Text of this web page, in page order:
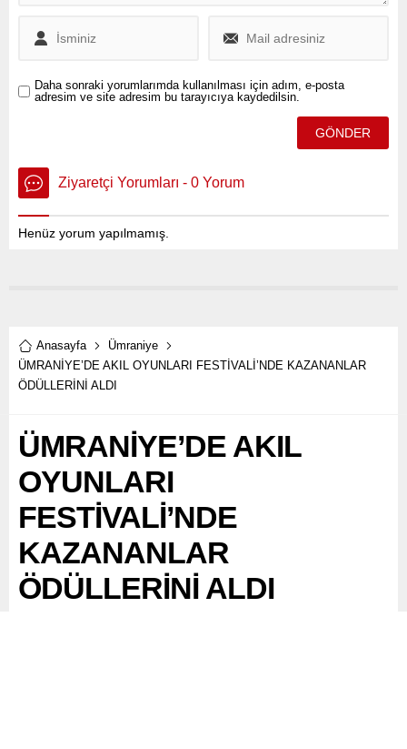
Daha sonraki yorumlarımda kullanılması için adım, e-posta
adresim ve site adresim bu tarayıcıya kaydedilsin.
Ziyaretçi Yorumları - 0 Yorum
Henüz yorum yapılmamış.
Anasayfa
Ümraniye
ÜMRANİYE’DE AKIL OYUNLARI FESTİVALİ’NDE KAZANANLAR
ÖDÜLLERİNİ ALDI
ÜMRANİYE’DE AKIL
OYUNLARI
FESTİVALİ’NDE
KAZANANLAR
ÖDÜLLERİNİ ALDI